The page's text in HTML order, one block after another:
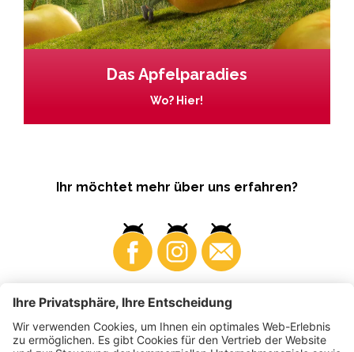
Das Apfelparadies
Wo? Hier!
Ihr möchtet mehr über uns erfahren?
Business Produzenten